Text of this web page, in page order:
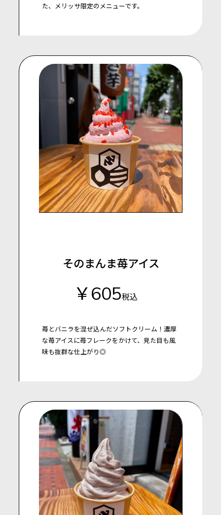
た、メリッサ限定のメニューです。
そのまんま苺アイス
￥605税込
苺とバニラを混ぜ込んだソフトクリーム！濃厚
な苺アイスに苺フレークをかけて、見た目も風
味も抜群な仕上がり◎